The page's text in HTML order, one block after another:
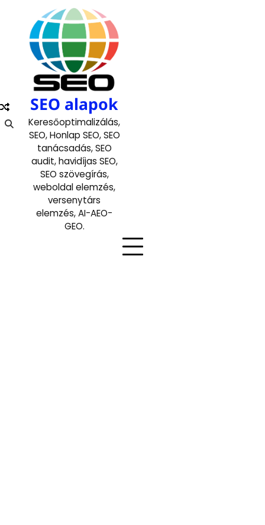
content
SEO alapok
Keresőoptimalizálás,
SEO, Honlap SEO, SEO
tanácsadás, SEO
audit, havidíjas SEO,
SEO szövegírás,
weboldal elemzés,
versenytárs
elemzés, AI-AEO-
GEO.